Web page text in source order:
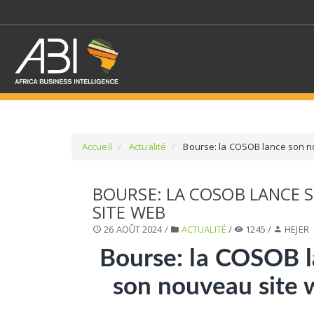
Accueil Actualité Bourse: la COSOB lance son
BOURSE: LA COSOB LANCE
SITE WEB
26 AOÛT 2024 / ACTUALITÉ / 1245 / HEJER
Bourse: la COSOB
son nouveau site